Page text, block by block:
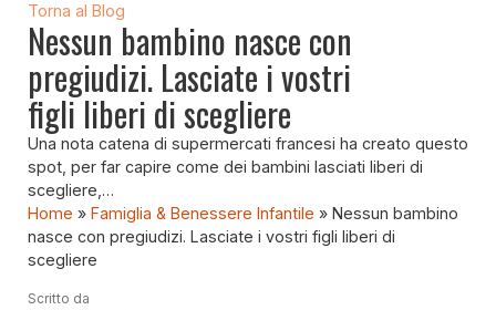
Nessun bambino nasce con
pregiudizi. Lasciate i vostri
figli liberi di scegliere
Una nota catena di supermercati francesi ha creato questo
spot, per far capire come dei bambini lasciati liberi di
scegliere,…
Home » Famiglia & Benessere Infantile » Nessun bambino
nasce con pregiudizi. Lasciate i vostri figli liberi di
scegliere
Scritto da
Torna al Blog